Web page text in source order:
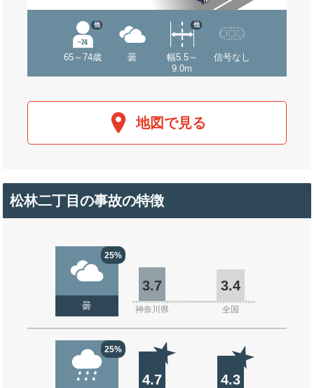
65～74歳
他
曇
幅5.5～
9.0m
他
信号なし
地図で見る
松林二丁目の事故の特徴
25%
曇
3.7 3.4
神奈川県 全国
25%
4.7 4.3